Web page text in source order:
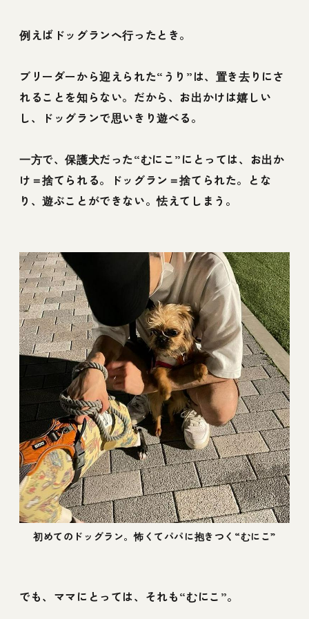
例えばドッグランへ行ったとき。
ブリーダーから迎えられた“うり”は、置き去りにさ
れることを知らない。だから、お出かけは嬉しい
し、ドッグランで思いきり遊べる。
一方で、保護犬だった“むにこ”にとっては、お出か
け＝捨てられる。ドッグラン＝捨てられた。とな
り、遊ぶことができない。怯えてしまう。
初めてのドッグラン。怖くてパパに抱きつく“むにこ”
でも、ママにとっては、それも“むにこ”。